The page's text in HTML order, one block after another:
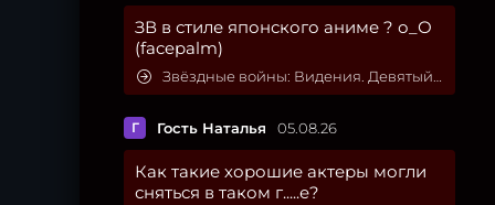
ЗВ в стиле японского аниме ? о_О
(facepalm)
Звёздные войны: Видения. Девятый джедай
Г Гость Наталья 05.08.26
Как такие хорошие актеры могли
сняться в таком г.....е?